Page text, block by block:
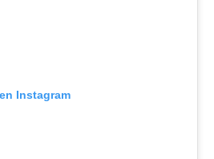
Instagram